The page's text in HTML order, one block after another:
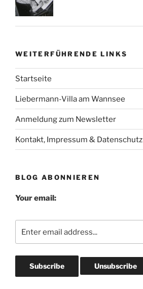
WEITERFÜHRENDE LINKS
Startseite
Liebermann-Villa am Wannsee
Anmeldung zum Newsletter
Kontakt, Impressum & Datenschutz
BLOG ABONNIEREN
Your email: